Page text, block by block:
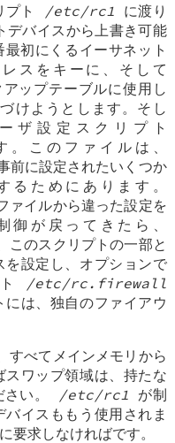
プト
/etc/rc1 に渡り
バイスから上書き可能
初にくるイーサネット
スをキーに、そして
ップテーブルに使用し
けようとします。そし
ザ設定スクリプト
このファイルは、
前に設定されたいくつか
ためにあります。
ァイルから違った設定を
が戻ってきたら、
このスクリプトの一部と
を設定し、オプションで
/etc/rc.firewall
は、独自のファイアウ
すべてメインメモリから
ワップ領域は、持たな
さい。
/etc/rc1 が制
イスももう使用されま
要求しなければです。